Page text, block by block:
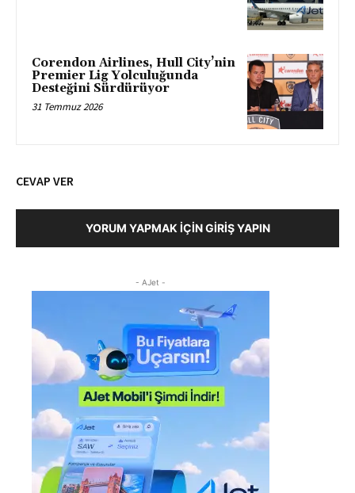
Corendon Airlines, Hull City’nin
Premier Lig Yolculuğunda
Desteğini Sürdürüyor
31 Temmuz 2026
CEVAP VER
YORUM YAPMAK İÇIN GIRIŞ YAPIN
- AJet -